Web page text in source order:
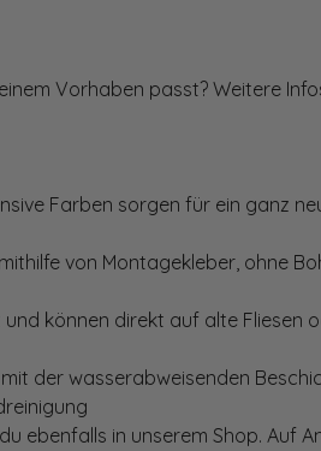
Vorhaben passt? Weitere
Farben sorgen für ein ganz
von Montagekleber, ohne
können direkt auf alte
der wasserabweisenden
ebenfalls in unserem Shop. Auf